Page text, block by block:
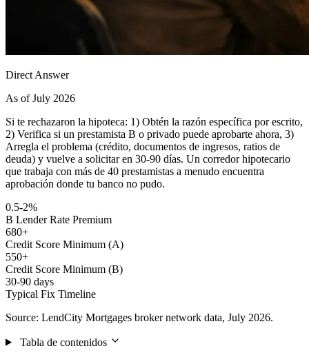
Direct Answer
As of July 2026
Si te rechazaron la hipoteca: 1) Obtén la razón específica por escrito,
2) Verifica si un prestamista B o privado puede aprobarte ahora, 3)
Arregla el problema (crédito, documentos de ingresos, ratios de
deuda) y vuelve a solicitar en 30-90 días. Un corredor hipotecario
que trabaja con más de 40 prestamistas a menudo encuentra
aprobación donde tu banco no pudo.
0.5-2%
B Lender Rate Premium
680+
Credit Score Minimum (A)
550+
Credit Score Minimum (B)
30-90 days
Typical Fix Timeline
Source: LendCity Mortgages broker network data, July 2026.
Tabla de contenidos